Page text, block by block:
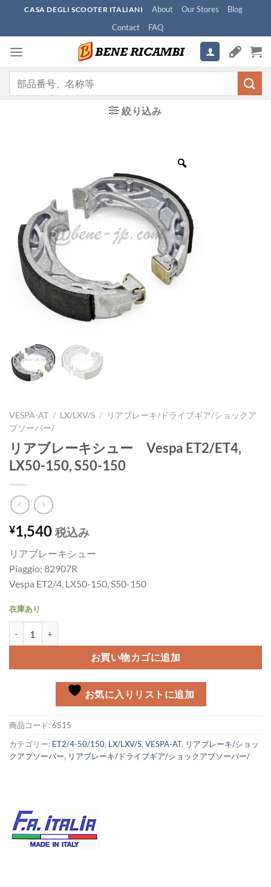
content
CASA DEGLI SCOOTER ITALIANI About Our Stores
Blog
Contact
FAQ
絞り込み
VESPA-AT / LX/LXV/S /
リアブレーキ/ドライブギア/ショックア
ブソーバー/
リアブレーキシュー Vespa ET2/ET4,
LX50-150, S50-150
¥1,540 税込み
リアブレーキシュー
Piaggio; 82907R
Vespa ET2/4, LX50-150, S50-150
在庫あり
お買い物カゴに追加
お気に入りリストに追加
商品コード:6515
カテゴリー: ET2/4-50/150, LX/LXV/S, VESPA-AT, リアブレーキ/ショッ
クアブソーバー, リアブレーキ/ドライブギア/ショックアブソーバー/